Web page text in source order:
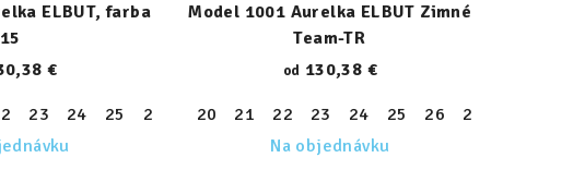
32 33 34 35 37 38
39
ELBUT, farba
15
€
23 24 25 26 27 28 29 30 31 32 33 34
Model 1001 Aurelka ELBUT Zimné
Team-TR
od 130,38 €
20 21 22 23 24 25 26 27
Na objednávku